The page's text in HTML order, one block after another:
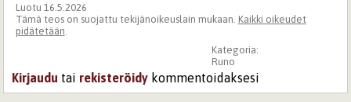
Luotu 16.5.2026
Tämä teos on suojattu tekijänoikeuslain mukaan. Kaikki oikeudet
pidätetään.
Kategoria:
Runo
Kirjaudu tai rekisteröidy kommentoidaksesi